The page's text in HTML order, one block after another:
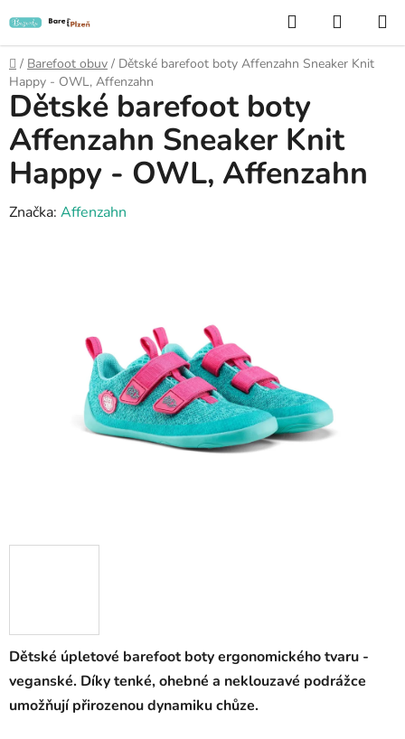
na
obsah
Hledat
KOŠÍK
Domů
/ Barefoot obuv / Dětské barefoot boty Affenzahn Sneaker Knit
Happy - OWL, Affenzahn
Dětské úpletové barefoot boty ergonomického tvaru -
veganské. Díky tenké, ohebné a neklouzavé podrážce
umožňují přirozenou dynamiku chůze.
Dětské barefoot boty
Affenzahn Sneaker Knit
Happy - OWL, Affenzahn
Značka: Affenzahn